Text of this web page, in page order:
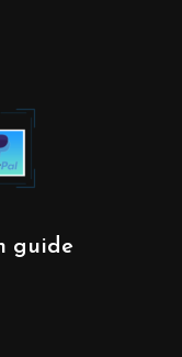
guide